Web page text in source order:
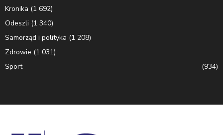
Kronika (1 692)
Odeszli (1 340)
Samorząd i polityka (1 208)
Zdrowie (1 031)
Sport
(934)